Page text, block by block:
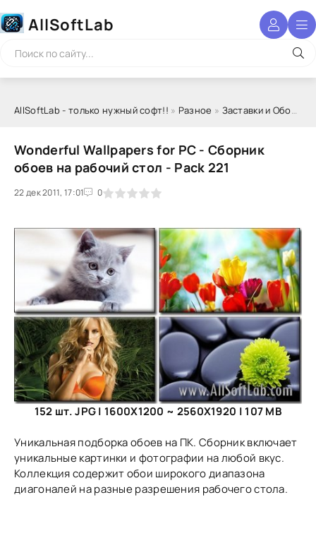
AllSoftLab
AllSoftLab - только нужный софт!! » Разное » Заставки и Обои
Wonderful Wallpapers for PC - Сборник
обоев на рабочий стол - Pack 221
22 дек 2011, 17:01 0
1 2 3 4 5
152 шт. JPG | 1600X1200 ~ 2560X1920 | 107 MB
Уникальная подборка обоев на ПК. Сборник включает
уникальные картинки и фотографии на любой вкус.
Коллекция содержит обои широкого диапазона
диагоналей на разные разрешения рабочего стола.